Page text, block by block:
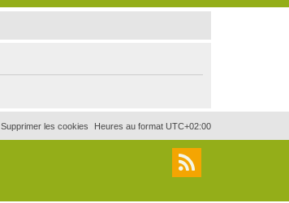
Heures au format UTC+02:00
Supprimer les cookies